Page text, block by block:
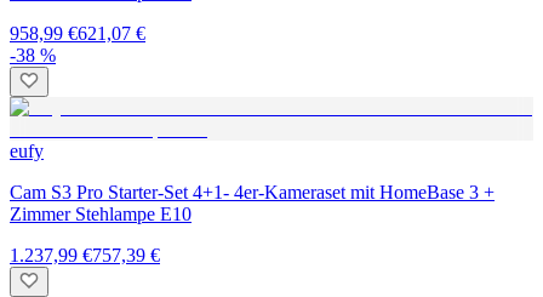
958,99 €621,07 €
-38 %
eufy
Cam S3 Pro Starter-Set 4+1- 4er-Kameraset mit HomeBase 3 +
Zimmer Stehlampe E10
1.237,99 €757,39 €